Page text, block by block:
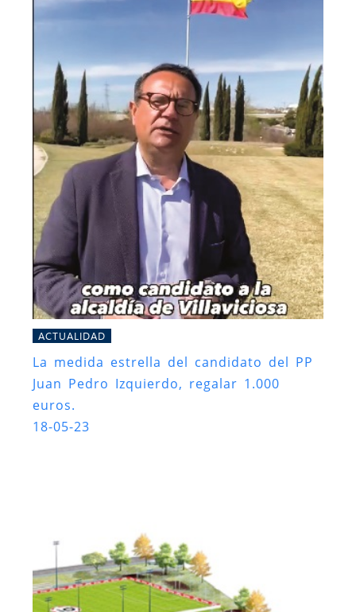
ACTUALIDAD
La medida estrella del candidato del PP
Juan Pedro Izquierdo, regalar 1.000
euros.
18-05-23